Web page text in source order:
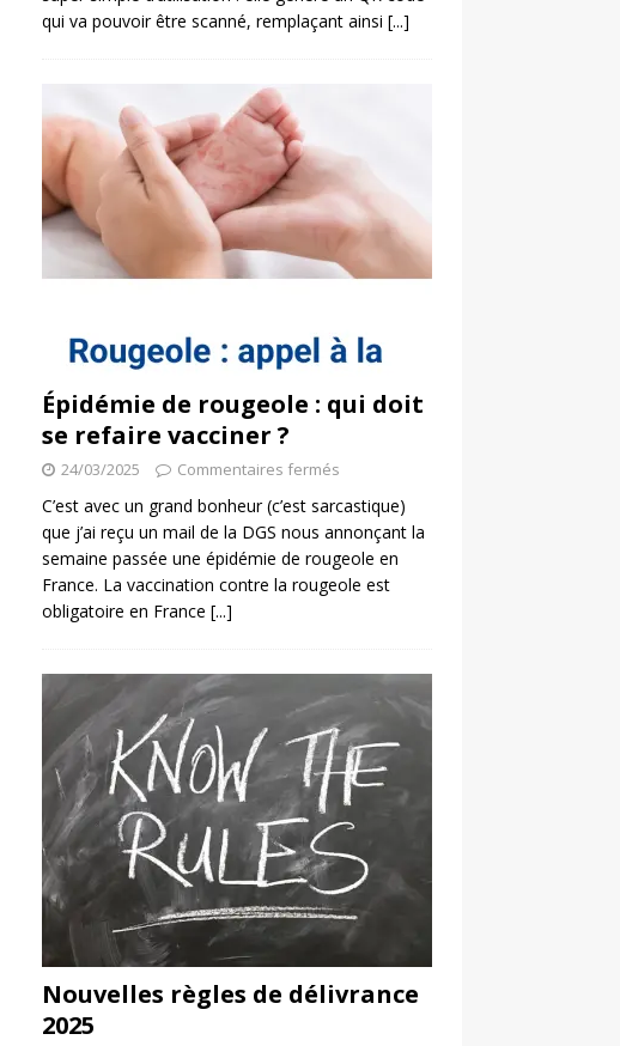
qui va pouvoir être scanné, remplaçant ainsi [...]
Épidémie de rougeole : qui doit
se refaire vacciner ?
24/03/2025 Commentaires fermés
C’est avec un grand bonheur (c’est sarcastique)
que j’ai reçu un mail de la DGS nous annonçant la
semaine passée une épidémie de rougeole en
France. La vaccination contre la rougeole est
obligatoire en France [...]
Nouvelles règles de délivrance
2025